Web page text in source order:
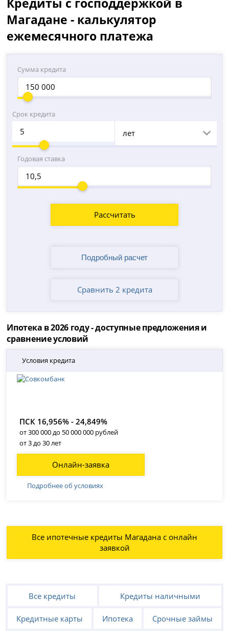
Магадане - калькулятор
ежемесячного платежа
Сумма кредита
Срок кредита
лет
Годовая ставка
Рассчитать
Сравнить 2 кредита
Ипотека в 2026 году - доступные предложения и
сравнение условий
Условия кредита
ПСК 16,956% - 24,849%
от 300 000 до 50 000 000 рублей
от 3 до 30 лет
Онлайн-заявка
Подробнее об условиях
Все ипотечные кредиты Магадана с онлайн
заявкой
Все кредиты Кредиты наличными
Кредитные карты Ипотека Срочные займы